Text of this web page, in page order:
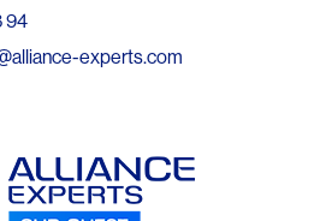
94
experts.com